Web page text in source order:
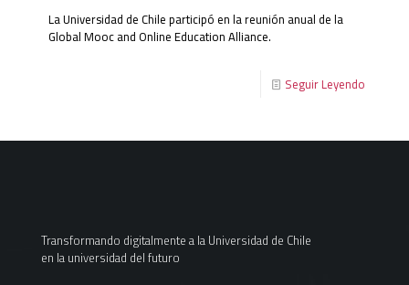
La Universidad de Chile participó en la reunión anual de la
Global Mooc and Online Education Alliance.
Seguir Leyendo
Transformando digitalmente a la Universidad de Chile
en la universidad del futuro